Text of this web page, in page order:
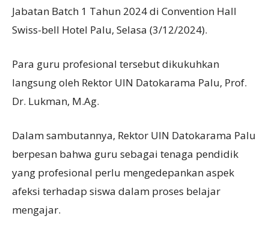
Jabatan Batch 1 Tahun 2024 di Convention Hall
Swiss-bell Hotel Palu, Selasa (3/12/2024).
Para guru profesional tersebut dikukuhkan
langsung oleh Rektor UIN Datokarama Palu, Prof.
Dr. Lukman, M.Ag.
Dalam sambutannya, Rektor UIN Datokarama Palu
berpesan bahwa guru sebagai tenaga pendidik
yang profesional perlu mengedepankan aspek
afeksi terhadap siswa dalam proses belajar
mengajar.